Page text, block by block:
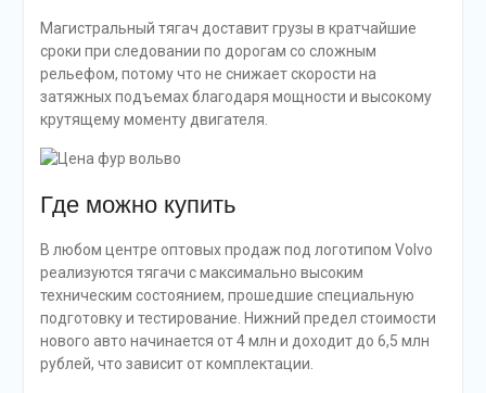
Магистральный тягач доставит грузы в кратчайшие
сроки при следовании по дорогам со сложным
рельефом, потому что не снижает скорости на
затяжных подъемах благодаря мощности и высокому
крутящему моменту двигателя.
Где можно купить
В любом центре оптовых продаж под логотипом Volvo
реализуются тягачи с максимально высоким
техническим состоянием, прошедшие специальную
подготовку и тестирование. Нижний предел стоимости
нового авто начинается от 4 млн и доходит до 6,5 млн
рублей, что зависит от комплектации.